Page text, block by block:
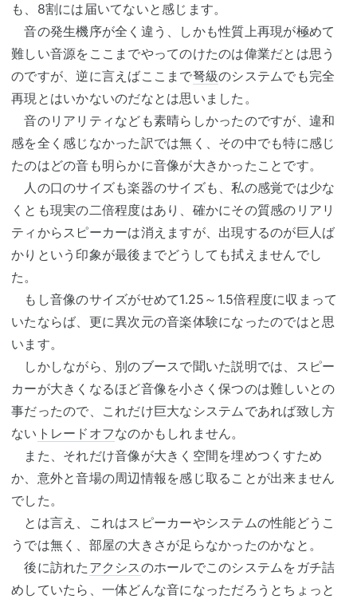
も、8割には届いてないと感じます。
音の発生機序が全く違う、しかも性質上再現が極めて
難しい音源をここまでやってのけたのは偉業だとは思う
のですが、逆に言えばここまで弩級のシステムでも完全
再現とはいかないのだなとは思いました。
音のリアリティなども素晴らしかったのですが、違和
感を全く感じなかった訳では無く、その中でも特に感じ
たのはどの音も明らかに音像が大きかったことです。
人の口のサイズも楽器のサイズも、私の感覚では少な
くとも現実の二倍程度はあり、確かにその質感のリアリ
ティからスピーカーは消えますが、出現するのが巨人ば
かりという印象が最後までどうしても拭えませんでし
た。
もし音像のサイズがせめて1.25～1.5倍程度に収まって
いたならば、更に異次元の音楽体験になったのではと思
います。
しかしながら、別のブースで聞いた説明では、スピー
カーが大きくなるほど音像を小さく保つのは難しいとの
事だったので、これだけ巨大なシステムであれば致し方
ない トレードオフなのかもしれません。
また、それだけ音像が大きく空間を埋めつくすため
か、意外と音場の周辺情報を感じ取ることが出来ません
でした。
とは言え、これはスピーカーやシステムの性能どうこ
うでは無く、部屋の大きさが足らなかったのかなと。
後に訪れた アクシスのホールでこのシステムをガチ詰
めしていたら、一体どんな音になっただろうとちょっと